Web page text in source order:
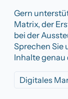
Gern
Matrix, der
bei der
Sprechen Sie
Inhalte
Digitales